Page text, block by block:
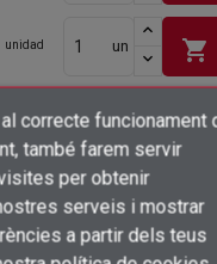
desitjos×
×
a la vostra llista de desitjos.
correcte funcionament
també farem servir
per obtenir
serveis i mostrar
a partir dels teus
unidad un shopping_cart
unidad un shopping_cart
unidad un
unidad